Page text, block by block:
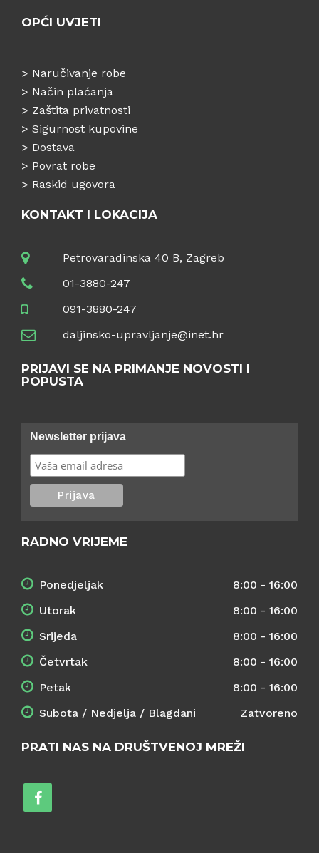
OPĆI UVJETI
> Naručivanje robe
> Način plaćanja
> Zaštita privatnosti
> Sigurnost kupovine
> Dostava
> Povrat robe
> Raskid ugovora
KONTAKT I LOKACIJA
Petrovaradinska 40 B, Zagreb
01-3880-247
091-3880-247
daljinsko-upravljanje@inet.hr
PRIJAVI SE NA PRIMANJE NOVOSTI I
POPUSTA
Newsletter prijava
RADNO VRIJEME
Ponedjeljak
8:00 - 16:00
Utorak
8:00 - 16:00
Srijeda
8:00 - 16:00
Četvrtak
8:00 - 16:00
Petak
8:00 - 16:00
Subota / Nedjelja / Blagdani
Zatvoreno
PRATI NAS NA DRUŠTVENOJ MREŽI